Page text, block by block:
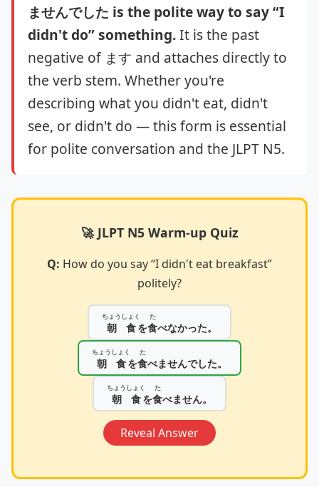
ませんでした is the polite way to say “I
didn't do” something.It is the past
negative of ます and attaches directly to
the verb stem. Whether you're
describing what you didn't eat, didn't
see, or didn't do — this form is essential
for polite conversation and the JLPT N5.
🚀 JLPT N5 Warm-up Quiz
Q: How do you say “I didn't eat breakfast”
politely?
朝食
ちょうしょく
を食
た
べなかった。
朝食
ちょうしょく
を食
た
べませんでした。
朝食
ちょうしょく
を食
た
べません。
Reveal Answer